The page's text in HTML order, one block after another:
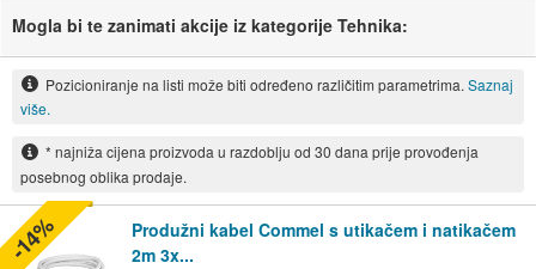
Mogla bi te zanimati akcije iz kategorije Tehnika:
Pozicioniranje na listi može biti određeno različitim parametrima. Saznaj
više.
* najniža cijena proizvoda u razdoblju od 30 dana prije provođenja
posebnog oblika prodaje.
Produžni kabel Commel s utikačem i natikačem
2m 3x...
-14%